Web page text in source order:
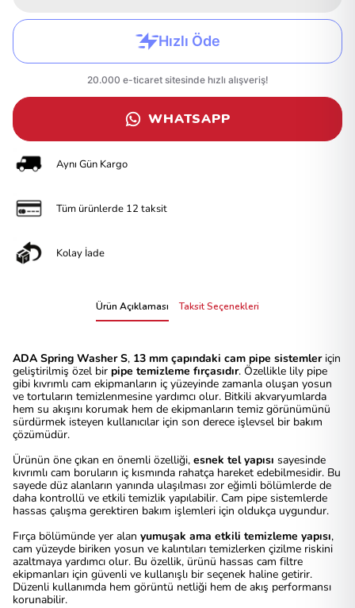
WHATSAPP
Aynı Gün Kargo
Tüm ürünlerde 12 taksit
Kolay İade
Ürün Açıklaması Taksit Seçenekleri
ADA Spring Washer S, 13 mm çapındaki cam pipe sistemleriçin
geliştirilmiş özel bir pipe temizleme fırçasıdır. Özellikle lily pipe
gibi kıvrımlı cam ekipmanların iç yüzeyinde zamanla oluşan yosun
ve tortuların temizlenmesine yardımcı olur. Bitkili akvaryumlarda
hem su akışını korumak hem de ekipmanların temiz görünümünü
sürdürmek isteyen kullanıcılar için son derece işlevsel bir bakım
çözümüdür.
Ürünün öne çıkan en önemli özelliği, esnek tel yapısı sayesinde
kıvrımlı cam boruların iç kısmında rahatça hareket edebilmesidir. Bu
sayede düz alanların yanında ulaşılması zor eğimli bölümlerde de
daha kontrollü ve etkili temizlik yapılabilir. Cam pipe sistemlerde
hassas çalışma gerektiren bakım işlemleri için oldukça uygundur.
Fırça bölümünde yer alan yumuşak ama etkili temizleme yapısı,
cam yüzeyde biriken yosun ve kalıntıları temizlerken çizilme riskini
azaltmaya yardımcı olur. Bu özellik, ürünü hassas cam filtre
ekipmanları için güvenli ve kullanışlı bir seçenek haline getirir.
Düzenli kullanımda hem görüntü netliği hem de akış performansı
korunabilir.